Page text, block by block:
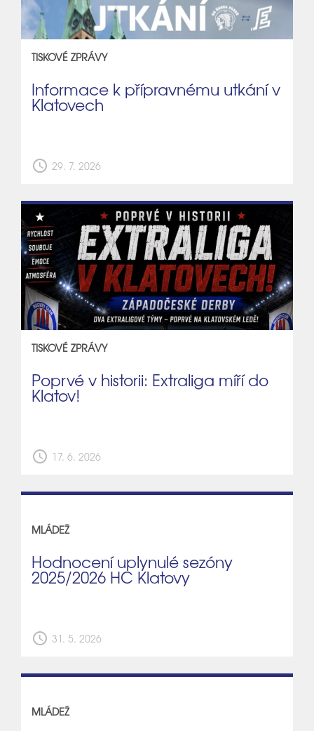
TISKOVÉ ZPRÁVY
Informace k přípravnému utkání v
Klatovech
schedule 29. 7. 2026
TISKOVÉ ZPRÁVY
Poprvé v historii: Extraliga míří do
Klatov!
schedule 17. 6. 2026
MLÁDEŽ
Hodnocení uplynulé sezóny
2025/2026 HC Klatovy
schedule 31. 5. 2026
MLÁDEŽ